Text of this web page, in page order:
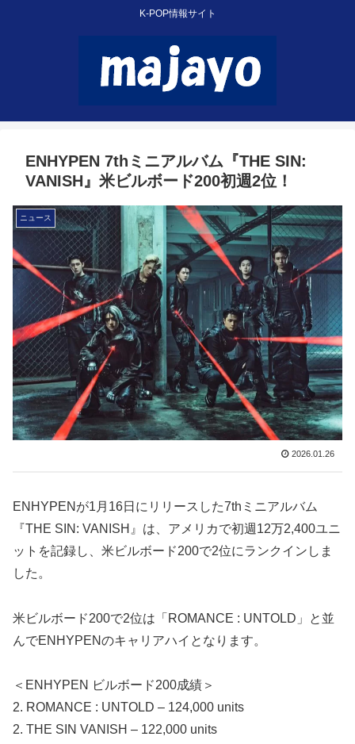
K-POP情報サイト
ENHYPEN 7thミニアルバム『THE SIN:
VANISH』米ビルボード200初週2位！
ニュース
2026.01.26
ENHYPENが1月16日にリリースした7thミニアルバム
『THE SIN: VANISH』は、アメリカで初週12万2,400ユニ
ットを記録し、米ビルボード200で2位にランクインしま
した。
米ビルボード200で2位は「ROMANCE : UNTOLD」と並
んでENHYPENのキャリアハイとなります。
＜ENHYPEN ビルボード200成績＞
2. ROMANCE : UNTOLD – 124,000 units
2. THE SIN VANISH – 122,000 units